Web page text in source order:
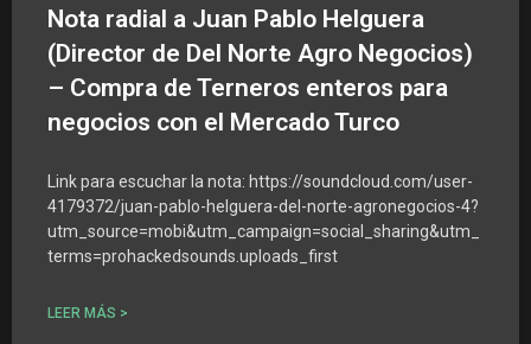
Nota radial a Juan Pablo Helguera
(Director de Del Norte Agro Negocios)
– Compra de Terneros enteros para
negocios con el Mercado Turco
Link para escuchar la nota: https://soundcloud.com/user-
4179372/juan-pablo-helguera-del-norte-agronegocios-4?
utm_source=mobi&utm_campaign=social_sharing&utm_
terms=prohackedsounds.uploads_first
LEER MÁS >